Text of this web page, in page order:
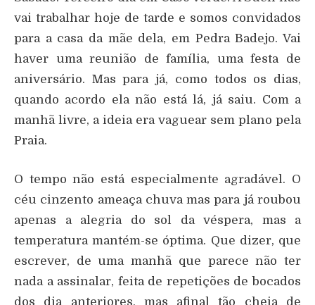
vai trabalhar hoje de tarde e somos convidados
para a casa da mãe dela, em Pedra Badejo. Vai
haver uma reunião de família, uma festa de
aniversário. Mas para já, como todos os dias,
quando acordo ela não está lá, já saiu. Com a
manhã livre, a ideia era vaguear sem plano pela
Praia.
O tempo não está especialmente agradável. O
céu cinzento ameaça chuva mas para já roubou
apenas a alegria do sol da véspera, mas a
temperatura mantém-se óptima. Que dizer, que
escrever, de uma manhã que parece não ter
nada a assinalar, feita de repetições de bocados
dos dia anteriores, mas afinal tão cheia de